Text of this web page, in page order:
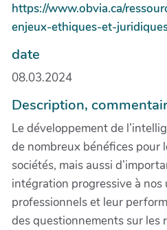
https://www.obvia.ca/
enjeux-ethiques-et-
date
08.03.2024
Description,
Le développement de
de nombreux bénéfices pour
sociétés, mais aussi
intégration progressive à nos
professionnels et leur
des questionnements sur les